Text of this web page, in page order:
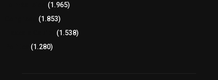
(1.965)
(1.853)
(1.538)
(1.280)